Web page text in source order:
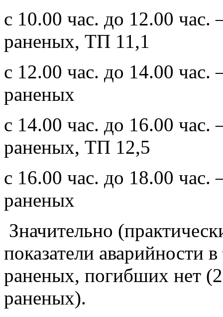
с 10.00 час. до 12.00
раненых, ТП 11,1
с 12.00 час. до 14.00
раненых
с 14.00 час. до 16.00
раненых, ТП 12,5
с 16.00 час. до 18.00
раненых
Значительно
показатели аварийности
раненых, погибших нет
раненых).